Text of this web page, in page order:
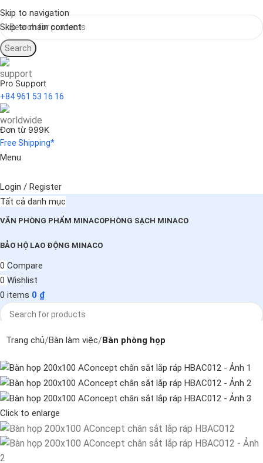
Skip to navigation
Skip to main content
Search
Pro Support
+84 961 53 16 16
Đơn từ 999K
Free Shipping*
Menu
Login / Register
Tất cả danh mục
VĂN PHÒNG PHẨM MINACOPHÒNG SẠCH MINACO
BẢO HỘ LAO ĐỘNG MINACO
0 Compare
0 Wishlist
0 items 0 ₫
Search
Trang chủ Bàn làm việc Bàn phòng họp
Click to enlarge